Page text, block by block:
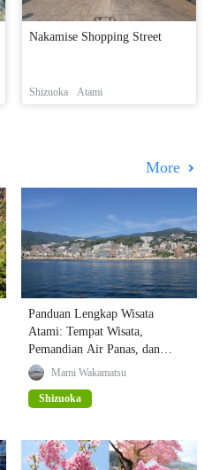
Nakamise Shopping Street
Shizuoka Atami
More
Panduan Lengkap Wisata
Atami: Tempat Wisata,
Pemandian Air Panas, dan
EventMami Wakamatsu
Shizuoka